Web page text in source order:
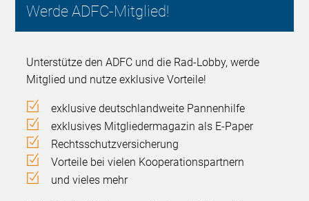
Werde ADFC-Mitglied!
Unterstütze den ADFC und die Rad-Lobby, werde
Mitglied und nutze exklusive Vorteile!
exklusive deutschlandweite Pannenhilfe
exklusives Mitgliedermagazin als E-Paper
Rechtsschutzversicherung
Vorteile bei vielen Kooperationspartnern
und vieles mehr